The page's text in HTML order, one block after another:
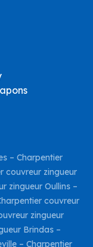
– Charpentier
couvreur zingueur
zingueur Oullins–
couvreur
zingueur
Brindas –
– Charpentier